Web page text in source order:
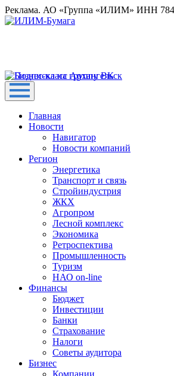
Реклама. АО «Группа «ИЛИМ» ИНН
Главная
Новости
Навигатор
Новости компаний
Регион
Энергетика
Транспорт и связь
Стройиндустрия
ЖКХ
Агропром
Лесной комплекс
Экономика
Ретроспектива
Промышленность
Туризм
НАО on-line
Финансы
Бюджет
Инвестиции
Банки
Страхование
Налоги
Советы аудитора
Бизнес
Компании